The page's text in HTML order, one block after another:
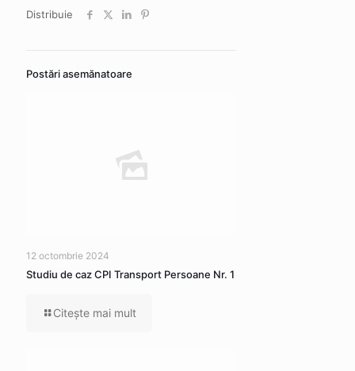
Distribuie
Postări asemănatoare
12 octombrie 2024
Studiu de caz CPI Transport Persoane Nr. 1
Citeşte mai mult